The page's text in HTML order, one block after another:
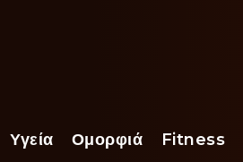
Υγεία Ομορφιά Fitness